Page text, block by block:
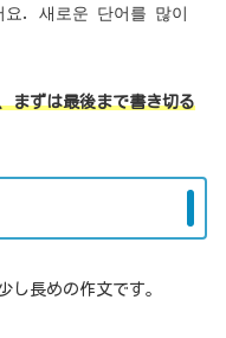
. 새로운 단어를 많이
まずは最後まで書き切る
し長めの作文です。